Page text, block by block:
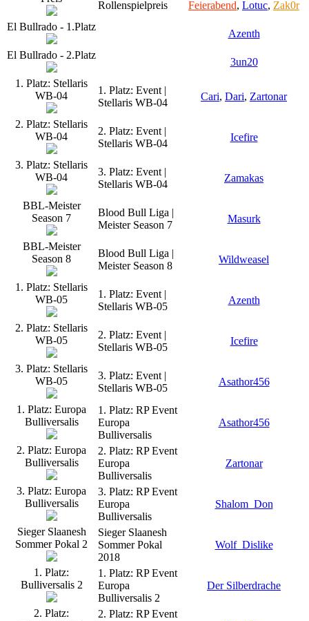
Rollenspielpreis Feierabend, Lotuc, Zak0r
El Bullrado - 1.Platz
Azenth
El Bullrado - 2.Platz
3un20
1. Platz: Stellaris
WB-04
1. Platz: Event |
Stellaris WB-04
Cari, Dari, Zartonar
2. Platz: Stellaris
WB-04
2. Platz: Event |
Stellaris WB-04
Icefire
3. Platz: Stellaris
WB-04
3. Platz: Event |
Stellaris WB-04
Zamakas
BBL-Meister
Season 7
Blood Bull Liga |
Meister Season 7
Masurk
BBL-Meister
Season 8
Blood Bull Liga |
Meister Season 8
Wildweasel
1. Platz: Stellaris
WB-05
1. Platz: Event |
Stellaris WB-05
Azenth
2. Platz: Stellaris
WB-05
2. Platz: Event |
Stellaris WB-05
Icefire
3. Platz: Stellaris
WB-05
3. Platz: Event |
Stellaris WB-05
Asathor456
1. Platz: Europa
Bulliversalis
1. Platz: RP Event
Europa
Bulliversalis
Asathor456
2. Platz: Europa
Bulliversalis
2. Platz: RP Event
Europa
Bulliversalis
Zartonar
3. Platz: Europa
Bulliversalis
3. Platz: RP Event
Europa
Bulliversalis
Shalom_Don
Sieger Slaanesh
Sommer Pokal 2
Sieger Slaanesh
Sommer Pokal
2018
Wolf_Dislike
1. Platz:
Bulliversalis 2
1. Platz: RP Event
Europa
Bulliversalis 2
Der Silberdrache
2. Platz:
2. Platz: RP Event